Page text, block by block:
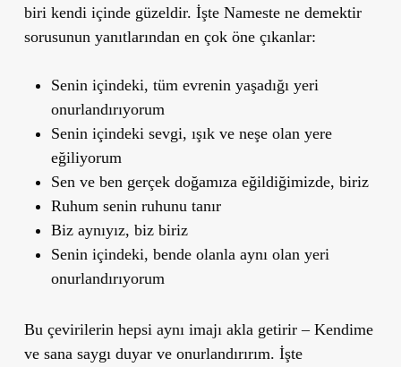
biri kendi içinde güzeldir. İşte Nameste ne demektir
sorusunun yanıtlarından en çok öne çıkanlar:
Senin içindeki, tüm evrenin yaşadığı yeri
onurlandırıyorum
Senin içindeki sevgi, ışık ve neşe olan yere
eğiliyorum
Sen ve ben gerçek doğamıza eğildiğimizde, biriz
Ruhum senin ruhunu tanır
Biz aynıyız, biz biriz
Senin içindeki, bende olanla aynı olan yeri
onurlandırıyorum
Bu çevirilerin hepsi aynı imajı akla getirir – Kendime
ve sana saygı duyar ve onurlandırırım. İşte